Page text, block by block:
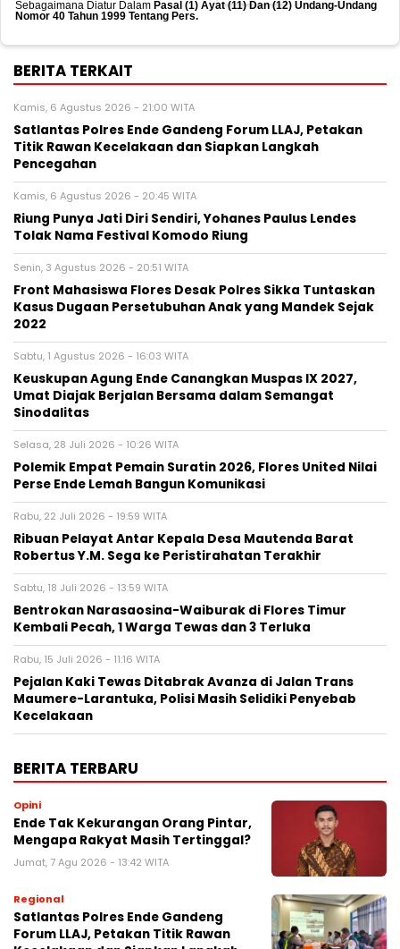
Sebagaimana Diatur Dalam Pasal (1) Ayat (11) Dan (12) Undang-Undang
Nomor 40 Tahun 1999 Tentang Pers.
BERITA TERKAIT
Kamis, 6 Agustus 2026 - 21:00 WITA
Satlantas Polres Ende Gandeng Forum LLAJ, Petakan
Titik Rawan Kecelakaan dan Siapkan Langkah
Pencegahan
Kamis, 6 Agustus 2026 - 20:45 WITA
Riung Punya Jati Diri Sendiri, Yohanes Paulus Lendes
Tolak Nama Festival Komodo Riung
Senin, 3 Agustus 2026 - 20:51 WITA
Front Mahasiswa Flores Desak Polres Sikka Tuntaskan
Kasus Dugaan Persetubuhan Anak yang Mandek Sejak
2022
Sabtu, 1 Agustus 2026 - 16:03 WITA
Keuskupan Agung Ende Canangkan Muspas IX 2027,
Umat Diajak Berjalan Bersama dalam Semangat
Sinodalitas
Selasa, 28 Juli 2026 - 10:26 WITA
Polemik Empat Pemain Suratin 2026, Flores United Nilai
Perse Ende Lemah Bangun Komunikasi
Rabu, 22 Juli 2026 - 19:59 WITA
Ribuan Pelayat Antar Kepala Desa Mautenda Barat
Robertus Y.M. Sega ke Peristirahatan Terakhir
Sabtu, 18 Juli 2026 - 13:59 WITA
Bentrokan Narasaosina-Waiburak di Flores Timur
Kembali Pecah, 1 Warga Tewas dan 3 Terluka
Rabu, 15 Juli 2026 - 11:16 WITA
Pejalan Kaki Tewas Ditabrak Avanza di Jalan Trans
Maumere-Larantuka, Polisi Masih Selidiki Penyebab
Kecelakaan
BERITA TERBARU
Opini
Ende Tak Kekurangan Orang Pintar,
Mengapa Rakyat Masih Tertinggal?
Jumat, 7 Agu 2026 - 13:42 WITA
Regional
Satlantas Polres Ende Gandeng
Forum LLAJ, Petakan Titik Rawan